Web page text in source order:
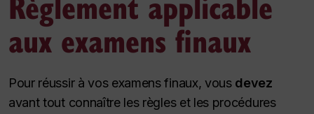
aux examens finaux
Pour réussir à vos examens finaux, vous devez
avant tout connaître les règles et les procédures